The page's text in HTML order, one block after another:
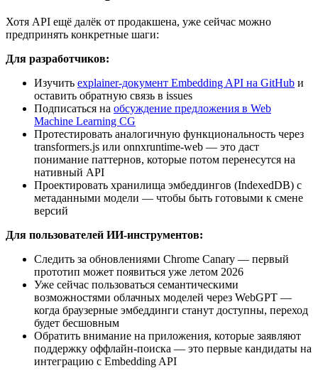
Хотя API ещё далёк от продакшена, уже сейчас можно
предпринять конкретные шаги:
Для разработчиков:
Изучить explainer-документ Embedding API на GitHub и
оставить обратную связь в issues
Подписаться на обсуждение предложения в Web
Machine Learning CG
Протестировать аналогичную функциональность через
transformers.js или onnxruntime-web — это даст
понимание паттернов, которые потом перенесутся на
нативный API
Проектировать хранилища эмбеддингов (IndexedDB) с
метаданными модели — чтобы быть готовыми к смене
версий
Для пользователей ИИ-инструментов:
Следить за обновлениями Chrome Canary — первый
прототип может появиться уже летом 2026
Уже сейчас пользоваться семантическими
возможностями облачных моделей через WebGPT —
когда браузерные эмбеддинги станут доступны, переход
будет бесшовным
Обратить внимание на приложения, которые заявляют
поддержку оффлайн-поиска — это первые кандидаты на
интеграцию с Embedding API